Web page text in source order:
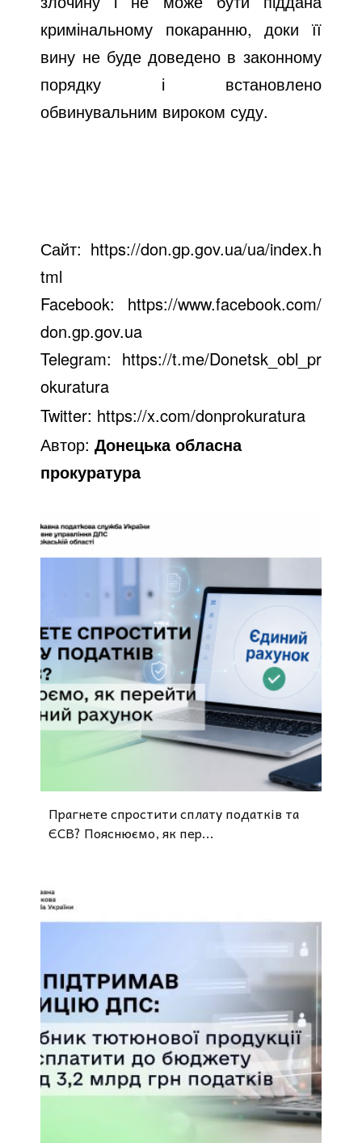
кримінальному покаранню, доки її
вину не буде доведено в законному
порядку і встановлено
обвинувальним вироком суду.
Сайт: https://don.gp.gov.ua/ua/index.h
tml
Facebook: https://www.facebook.com/
don.gp.gov.ua
Telegram: https://t.me/Donetsk_obl_pr
okuratura
Twitter: https://x.com/donprokuratura
Автор:Донецька обласна
прокуратура
Прагнете спростити сплату податків та
ЄСВ? Пояснюємо, як пер...